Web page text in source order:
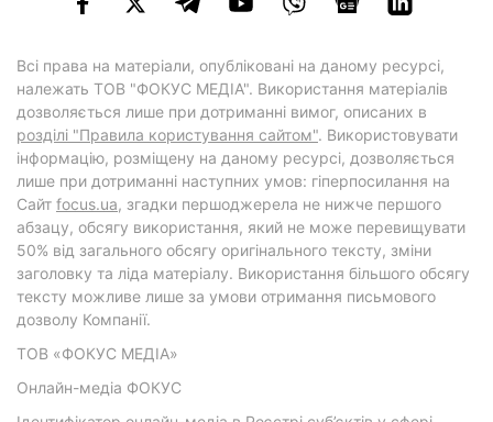
Всі права на матеріали, опубліковані на даному ресурсі,
належать ТОВ "ФОКУС МЕДІА". Використання матеріалів
дозволяється лише при дотриманні вимог, описаних в
розділі "Правила користування сайтом". Використовувати
інформацію, розміщену на даному ресурсі, дозволяється
лише при дотриманні наступних умов: гіперпосилання на
Cайт focus.ua, згадки першоджерела не нижче першого
абзацу, обсягу використання, який не може перевищувати
50% від загального обсягу оригінального тексту, зміни
заголовку та ліда матеріалу. Використання більшого обсягу
тексту можливе лише за умови отримання письмового
дозволу Компанії.
ТОВ «ФОКУС МЕДІА»
Онлайн-медіа ФОКУС